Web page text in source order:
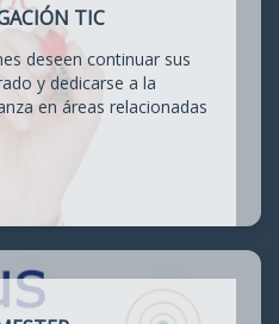
TIC
deseen continuar sus
y dedicarse a la
en áreas relacionadas